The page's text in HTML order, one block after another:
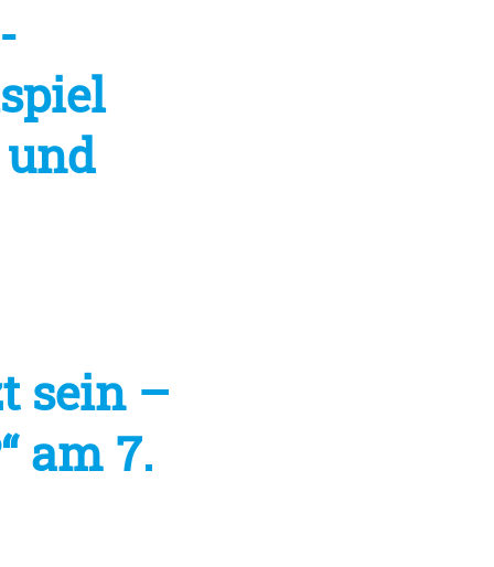
sein –
am 7.